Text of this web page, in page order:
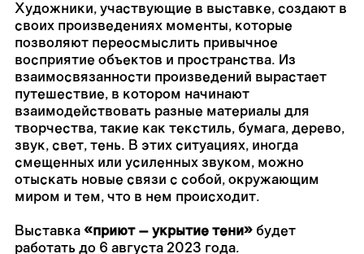
Художники, участвующие в выставке, создают в
своих произведениях моменты, которые
позволяют переосмыслить привычное
восприятие объектов и пространства. Из
взаимосвязанности произведений вырастает
путешествие, в котором начинают
взаимодействовать разные материалы для
творчества, такие как текстиль, бумага, дерево,
звук, свет, тень. В этих ситуациях, иногда
смещенных или усиленных звуком, можно
отыскать новые связи с собой, окружающим
миром и тем, что в нем происходит.
Выставка «приют – укрытие тени» будет
работать до 6 августа 2023 года.